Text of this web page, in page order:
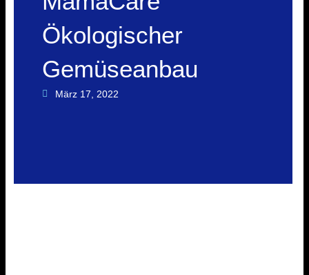
Ökologischer
Gemüseanbau
März 17, 2022